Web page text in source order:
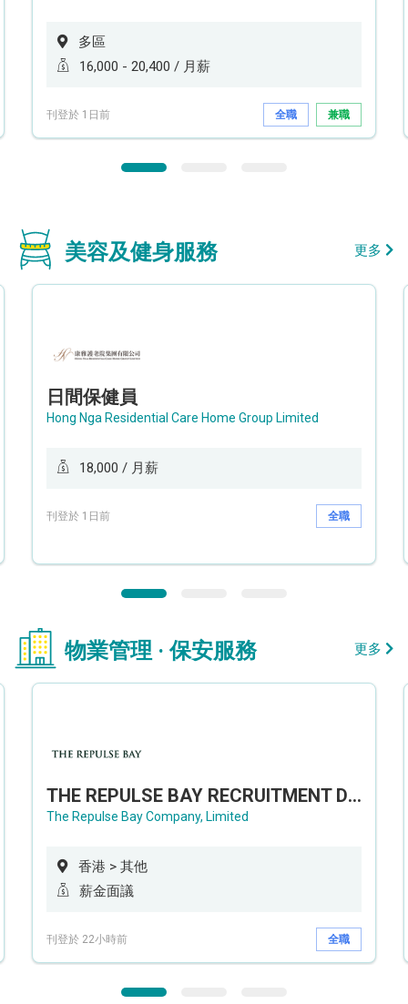
多區
16,000 - 20,400 / 月薪
刊登於 1日前 全職 兼職
美容及健身服務 更多
日間保健員
Hong Nga Residential Care Home Group Limited
18,000 / 月薪
刊登於 1日前 全職
物業管理 · 保安服務 更多
THE REPULSE BAY RECRUITMENT DAY 淺水灣影灣園人才招聘會
The Repulse Bay Company, Limited
香港 > 其他
薪金面議
刊登於 22小時前 全職